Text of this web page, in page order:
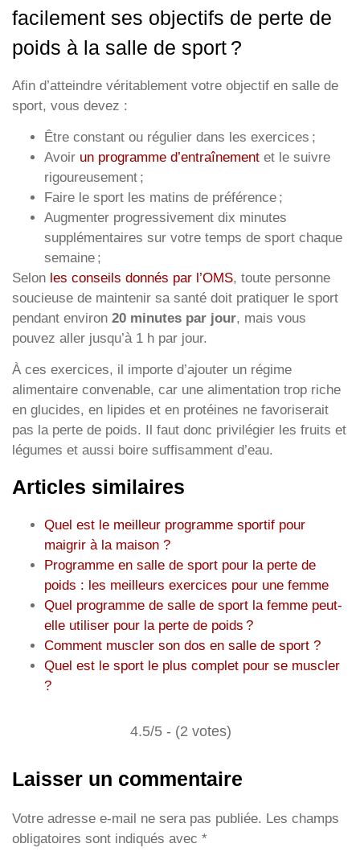
facilement ses objectifs de perte de
poids à la salle de sport ?
Afin d’atteindre véritablement votre objectif en salle de
sport, vous devez :
Être constant ou régulier dans les exercices ;
Avoir un programme d’entraînement et le suivre
rigoureusement ;
Faire le sport les matins de préférence ;
Augmenter progressivement dix minutes
supplémentaires sur votre temps de sport chaque
semaine ;
Selon les conseils donnés par l’OMS, toute personne
soucieuse de maintenir sa santé doit pratiquer le sport
pendant environ 20 minutes par jour, mais vous
pouvez aller jusqu’à 1 h par jour.
À ces exercices, il importe d’ajouter un régime
alimentaire convenable, car une alimentation trop riche
en glucides, en lipides et en protéines ne favoriserait
pas la perte de poids. Il faut donc privilégier les fruits et
légumes et aussi boire suffisamment d’eau.
Articles similaires
Quel est le meilleur programme sportif pour
maigrir à la maison ?
Programme en salle de sport pour la perte de
poids : les meilleurs exercices pour une femme
Quel programme de salle de sport la femme peut-
elle utiliser pour la perte de poids ?
Comment muscler son dos en salle de sport ?
Quel est le sport le plus complet pour se muscler
?
4.5/5 - (2 votes)
Laisser un commentaire
Votre adresse e-mail ne sera pas publiée. Les champs
obligatoires sont indiqués avec *